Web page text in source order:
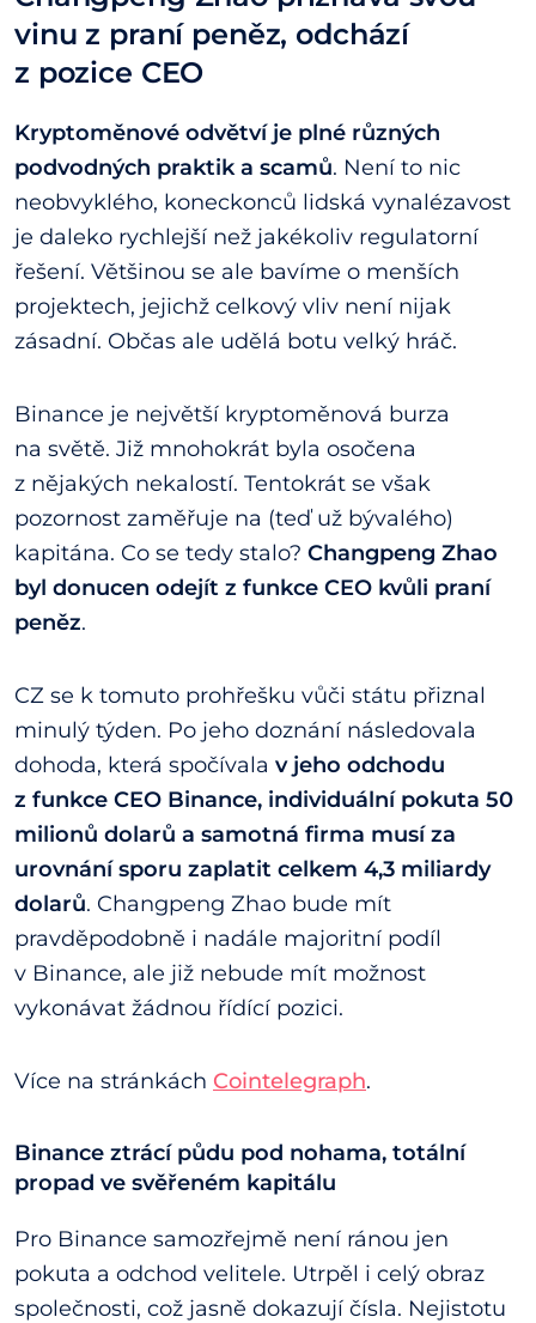
vinu z praní peněz, odchází
z pozice CEO
Kryptoměnové odvětví je plné různých
podvodných praktik a scamů. Není to nic
neobvyklého, koneckonců lidská vynalézavost
je daleko rychlejší než jakékoliv regulatorní
řešení. Většinou se ale bavíme o menších
projektech, jejichž celkový vliv není nijak
zásadní. Občas ale udělá botu velký hráč.
Binance je největší kryptoměnová burza
na světě. Již mnohokrát byla osočena
z nějakých nekalostí. Tentokrát se však
pozornost zaměřuje na (teď už bývalého)
kapitána. Co se tedy stalo? Changpeng Zhao
byl donucen odejít z funkce CEO kvůli praní
peněz.
CZ se k tomuto prohřešku vůči státu přiznal
minulý týden. Po jeho doznání následovala
dohoda, která spočívala v jeho odchodu
z funkce CEO Binance, individuální pokuta 50
milionů dolarů a samotná firma musí za
urovnání sporu zaplatit celkem 4,3 miliardy
dolarů. Changpeng Zhao bude mít
pravděpodobně i nadále majoritní podíl
v Binance, ale již nebude mít možnost
vykonávat žádnou řídící pozici.
Více na stránkách Cointelegraph.
Binance ztrácí půdu pod nohama, totální
propad ve svěřeném kapitálu
Pro Binance samozřejmě není ránou jen
pokuta a odchod velitele. Utrpěl i celý obraz
společnosti, což jasně dokazují čísla. Nejistotu